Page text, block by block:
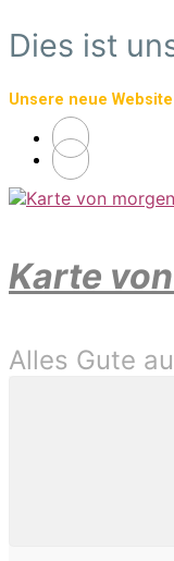
Zum
Hauptinhalt
Dies ist
Unsere neue
Karte
Alles Gute